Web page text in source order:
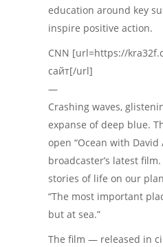
education around key
inspire positive action.
CNN [url=https://
сайт[/url]
—
Crashing waves,
expanse of deep blue.
open “Ocean with
broadcaster’s latest
stories of life on our
“The most important
but at sea.”
The film — released in